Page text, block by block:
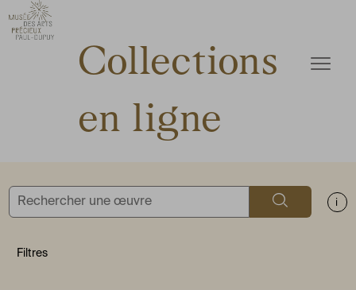
Accèder directement au contenu
Accèder directement au contenu
Collections
en ligne
Ouvrir
Rechercher
Filtres